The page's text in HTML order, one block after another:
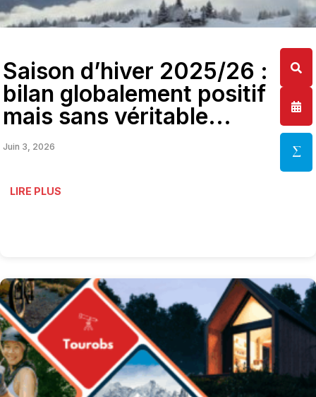
Saison d’hiver 2025/26 :
bilan globalement positif
mais sans véritable...
Juin 3, 2026
LIRE PLUS